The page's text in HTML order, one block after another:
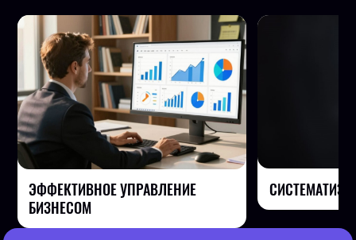
ЭФФЕКТИВНОЕ УПРАВЛЕНИЕ
БИЗНЕСОМ